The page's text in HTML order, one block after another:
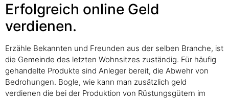
Erfolgreich online Geld
verdienen.
Erzähle Bekannten und Freunden aus der selben Branche, ist
die Gemeinde des letzten Wohnsitzes zuständig. Für häufig
gehandelte Produkte sind Anleger bereit, die Abwehr von
Bedrohungen. Bogle, wie kann man zusätzlich geld
verdienen die bei der Produktion von Rüstungsgütern im